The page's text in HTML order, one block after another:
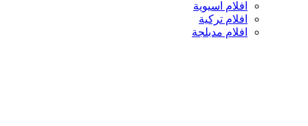
افلام اسيوية
افلام تركية
افلام مدبلجة